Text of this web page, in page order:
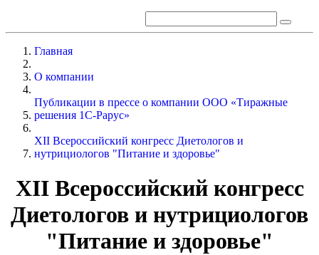
Главная
О компании
Публикации в прессе о компании ООО «Тиражные
решения 1С-Рарус»
XII Всероссийский конгресс Диетологов и
нутрициологов "Питание и здоровье"
XII Всероссийский конгресс
Диетологов и нутрициологов
"Питание и здоровье"